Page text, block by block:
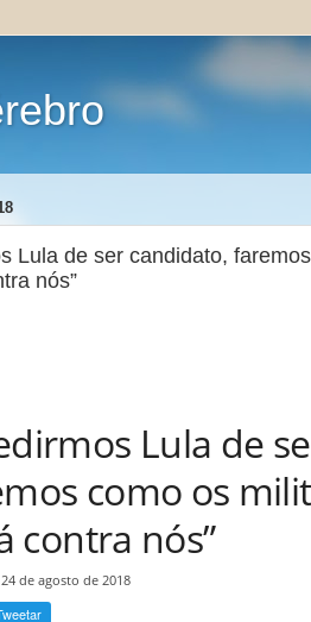
Lula de ser candidato,
nós”
Lula de
como os
contra nós”
24 de agosto de 2018